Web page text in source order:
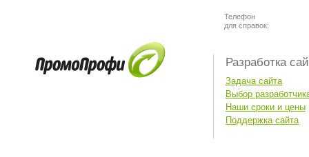
Телефон
для справок:
Разработка
Задача сайта
Выбор
Наши сроки и цены
Поддержка сайта